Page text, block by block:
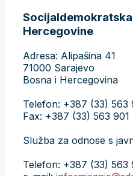
Hercegovine
Adresa: Alipašina 41
71000 Sarajevo
Bosna i Hercegovina
Telefon: +387 (33) 563
Fax: +387 (33) 563 901
Služba za odnose s
Telefon: +387 (33) 563